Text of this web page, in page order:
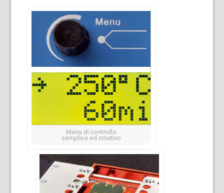
Menu di controllo
semplice ed intuitivo